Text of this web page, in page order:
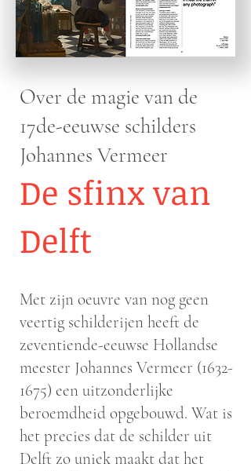
Over de magie van de
17de-eeuwse schilders
Johannes Vermeer
De sfinx van
Delft
Met zijn oeuvre van nog geen
veertig schilderijen heeft de
zeventiende-eeuwse Hollandse
meester Johannes Vermeer (1632-
1675) een uitzonderlijke
beroemdheid opgebouwd. Wat is
het precies dat de schilder uit
Delft zo uniek maakt dat het